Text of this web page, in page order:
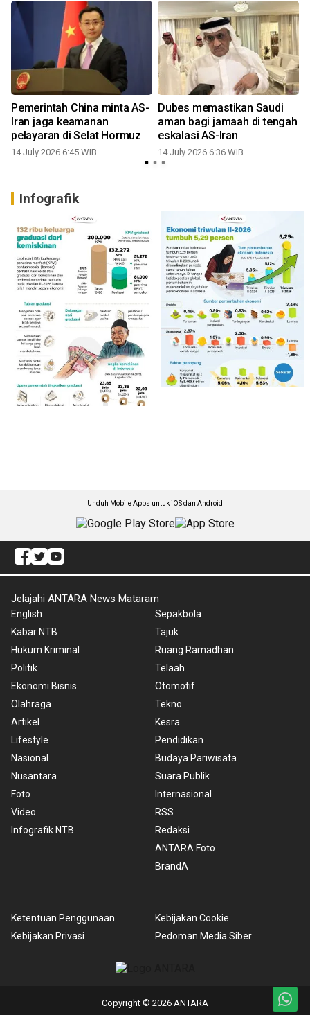
Pemerintah China minta AS-
Iran jaga keamanan
pelayaran di Selat Hormuz
14 July 2026 6:45 WIB
Dubes memastikan Saudi
aman bagi jamaah di tengah
eskalasi AS-Iran
14 July 2026 6:36 WIB
Infografik
Unduh Mobile Apps untuk iOS dan Android
Jelajahi ANTARA News Mataram
English
Kabar NTB
Hukum Kriminal
Politik
Ekonomi Bisnis
Olahraga
Artikel
Lifestyle
Nasional
Nusantara
Foto
Video
Infografik NTB
Sepakbola
Tajuk
Ruang Ramadhan
Telaah
Otomotif
Tekno
Kesra
Pendidikan
Budaya Pariwisata
Suara Publik
Internasional
RSS
Redaksi
ANTARA Foto
BrandA
Ketentuan Penggunaan
Kebijakan Privasi
Kebijakan Cookie
Pedoman Media Siber
Copyright © 2026 ANTARA